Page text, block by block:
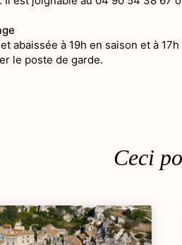
abaissée à 19h en saison et à
le poste de garde.
Ceci